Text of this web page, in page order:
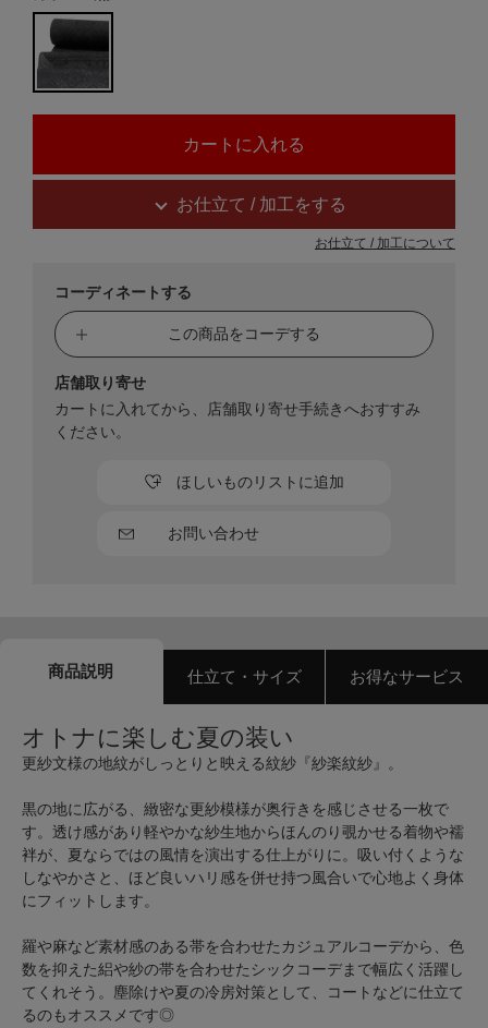
お仕立て / 加工をする
お仕立て / 加工について
コーディネートする
この商品をコーデする
お問い合わせ
ほしいものリストに追加
店舗取り寄せ
カートに入れてから、店舗取り寄せ手続きへおすすみ
ください。
商品説明 仕立て・サイズ お得なサービス
オトナに楽しむ夏の装い
更紗文様の地紋がしっとりと映える紋紗『紗楽紋紗』。
黒の地に広がる、緻密な更紗模様が奥行きを感じさせる一枚で
す。透け感があり軽やかな紗生地からほんのり覗かせる着物や襦
袢が、夏ならではの風情を演出する仕上がりに。吸い付くような
しなやかさと、ほど良いハリ感を併せ持つ風合いで心地よく身体
にフィットします。
羅や麻など素材感のある帯を合わせたカジュアルコーデから、色
数を抑えた絽や紗の帯を合わせたシックコーデまで幅広く活躍し
てくれそう。塵除けや夏の冷房対策として、コートなどに仕立て
るのもオススメです◎